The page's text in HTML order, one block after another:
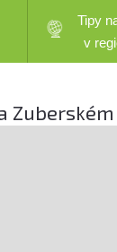
Tipy
v